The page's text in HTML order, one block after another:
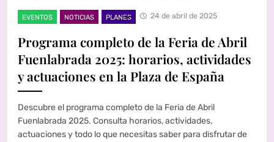
EVENTOS NOTICIAS PLANES 24 de abril de 2025
Programa completo de la Feria de Abril
Fuenlabrada 2025: horarios, actividades
y actuaciones en la Plaza de España
Descubre el programa completo de la Feria de Abril
Fuenlabrada 2025. Consulta horarios, actividades,
actuaciones y todo lo que necesitas saber para disfrutar de